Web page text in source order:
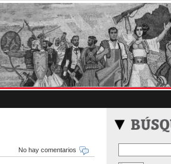
No hay comentarios